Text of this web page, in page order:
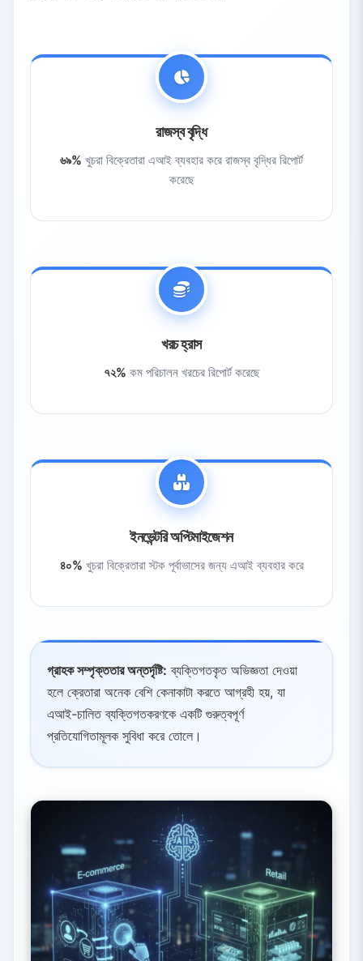
রাজস্ব বৃদ্ধি
৬৯% খুচরা বিক্রেতারা এআই ব্যবহার করে রাজস্ব বৃদ্ধির রিপোর্ট
করেছে
খরচ হ্রাস
৭২% কম পরিচালন খরচের রিপোর্ট করেছে
ইনভেন্টরি অপ্টিমাইজেশন
৪০% খুচরা বিক্রেতারা স্টক পূর্বাভাসের জন্য এআই ব্যবহার করে
গ্রাহক সম্পৃক্ততার অন্তর্দৃষ্টি: ব্যক্তিগতকৃত অভিজ্ঞতা দেওয়া
হলে ক্রেতারা অনেক বেশি কেনাকাটা করতে আগ্রহী হয়, যা
এআই-চালিত ব্যক্তিগতকরণকে একটি গুরুত্বপূর্ণ
প্রতিযোগিতামূলক সুবিধা করে তোলে।